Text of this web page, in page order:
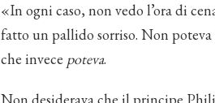
«In ogni caso, non vedo l’ora di
fatto un pallido sorriso. Non poteva
che invece poteva.